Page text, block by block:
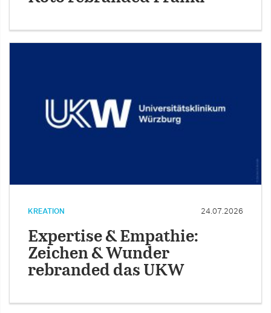
KREATION 24.07.2026
Expertise & Empathie:
Zeichen & Wunder
rebranded das UKW